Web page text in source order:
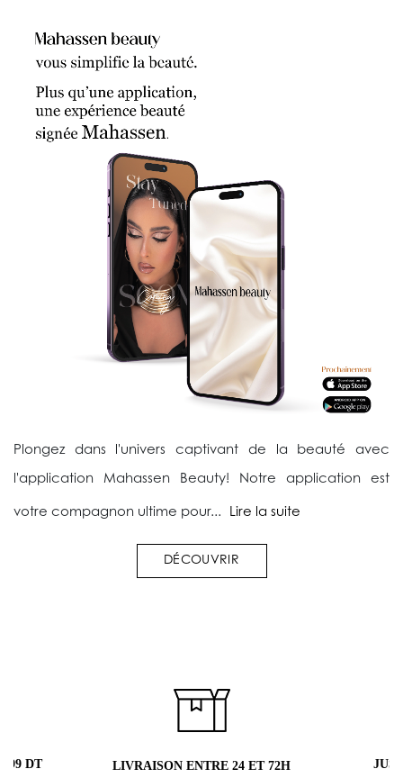
Plongez dans l'univers captivant de la beauté avec
l'application Mahassen Beauty! Notre application est
votre compagnon ultime pour... Lire la suite
DÉCOUVRIR
JUSQU'À 5 ÉCHANTILLONS OFFERTS